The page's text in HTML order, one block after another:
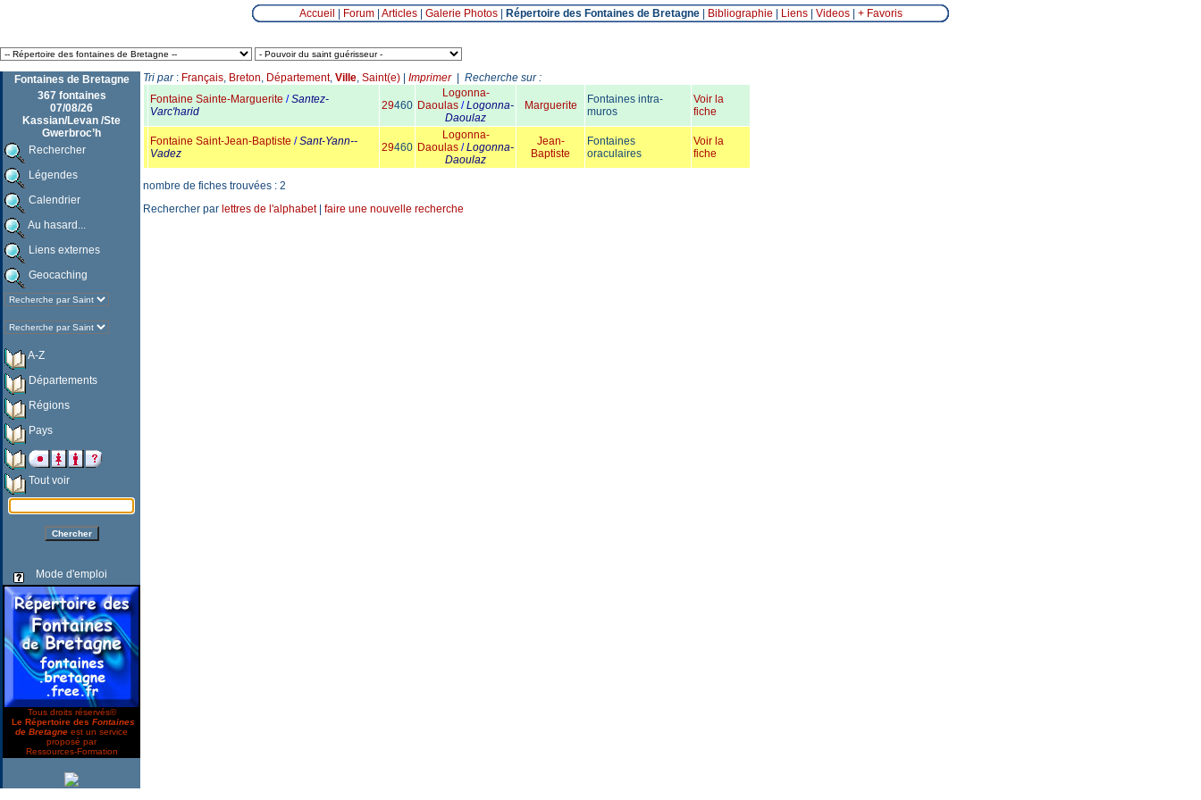
Accueil Forum| Articles| Galerie Photos| Répertoire des Fontaines de Bretagne| Bibliographie Liens| Videos| + Favoris
Fontaines de Bretagne
367 fontaines
07/08/26
Kassian/Levan /Ste
Gwerbroc’h
Rechercher
Légendes
Calendrier
Au hasard...
Liens externes
Geocaching
A-Z
Départements
Régions
Pays
Tout voir
Mode d'emploi
Tous droits réservés©
Le Répertoire des Fontaines
de Bretagne est un service
proposé par
Ressources-Formation
Tri par: Français, Breton, Département, Ville, Saint(e) Imprimer| Recherche sur :
Fontaine Sainte-Marguerite /Santez-
Varc'harid
29460
Logonna-
Daoulas /Logonna-
Daoulaz
Marguerite
Fontaines intra-
muros
Voir la
fiche
Fontaine Saint-Jean-Baptiste /Sant-Yann-­
Vadez
29460
Logonna-
Daoulas /Logonna-
Daoulaz
Jean-
Baptiste
Fontaines
oraculaires
Voir la
fiche
nombre de fiches trouvées : 2
Rechercher par lettres de l'alphabet| faire une nouvelle recherche